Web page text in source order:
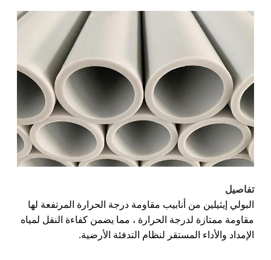
تفاصيل
البولي إيثيلين من أنابيب مقاومة درجة الحرارة المرتفعة لها
مقاومة ممتازة لدرجة الحرارة ، مما يضمن كفاءة النقل لمياه
الإمداد والأداء المستقر لنظام التدفئة الأرضية.